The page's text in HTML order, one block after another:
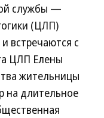
службы —
(ЦЛП)
встречаются с
ЦЛП Елены
жительницы
на длительное